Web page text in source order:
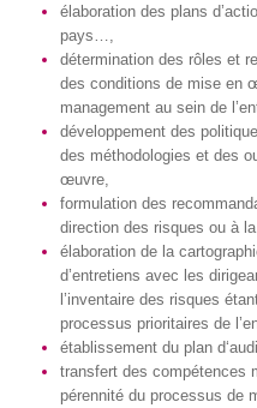
élaboration des plans
pays…,
détermination des rôles et
des conditions de mise en
management au sein de
développement des
des méthodologies et des
œuvre,
formulation des
direction des risques ou à
élaboration de la
d’entretiens avec les
l’inventaire des risques
processus prioritaires de
établissement du plan
transfert des compétences
pérennité du processus de